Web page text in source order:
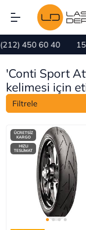
60 40 1500 TL
'Conti Sport
kelimesi için
Filtrele
ÜCRETSİZ
KARGO
HIZLI
TESLİMAT